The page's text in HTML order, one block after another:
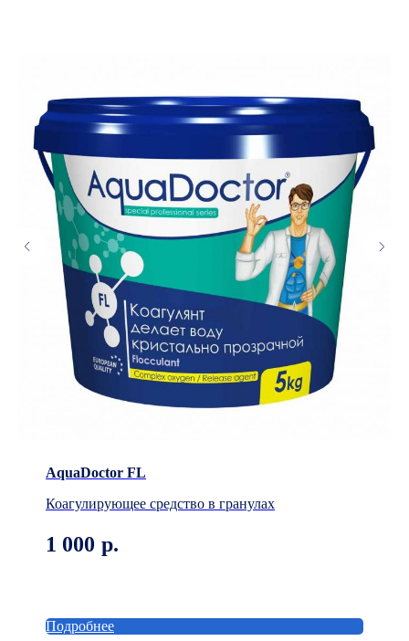
AquaDoctor FL
Коагулирующее средство в гранулах
1 000 р.
Подробнее